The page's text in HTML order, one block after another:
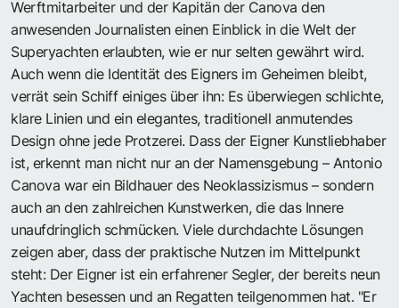
Werftmitarbeiter und der Kapitän der Canova den
anwesenden Journalisten einen Einblick in die Welt der
Superyachten erlaubten, wie er nur selten gewährt wird.
Auch wenn die Identität des Eigners im Geheimen bleibt,
verrät sein Schiff einiges über ihn: Es überwiegen schlichte,
klare Linien und ein elegantes, traditionell anmutendes
Design ohne jede Protzerei. Dass der Eigner Kunstliebhaber
ist, erkennt man nicht nur an der Namensgebung – Antonio
Canova war ein Bildhauer des Neoklassizismus – sondern
auch an den zahlreichen Kunstwerken, die das Innere
unaufdringlich schmücken. Viele durchdachte Lösungen
zeigen aber, dass der praktische Nutzen im Mittelpunkt
steht: Der Eigner ist ein erfahrener Segler, der bereits neun
Yachten besessen und an Regatten teilgenommen hat. "Er